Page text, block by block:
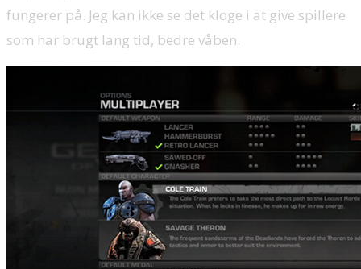
fungerer på. Jeg kan ikke se det kloge i at give spillere
som har brugt lang tid, bedre våben.